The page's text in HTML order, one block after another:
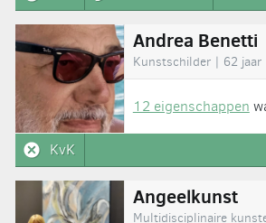
Andrea Benetti
Kunstschilder | 62 jaar
12 eigenschappen
KvK
Angeelkunst
Multidisciplinaire